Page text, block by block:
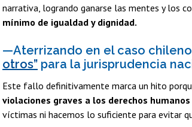
narrativa, logrando ganarse las mentes y los
mínimo de igualdad y dignidad.
—Aterrizando en el caso
otros” para la jurisprudencia
Este fallo definitivamente marca un hito
violaciones graves a los derechos
víctimas ni hacemos lo suficiente para evitar